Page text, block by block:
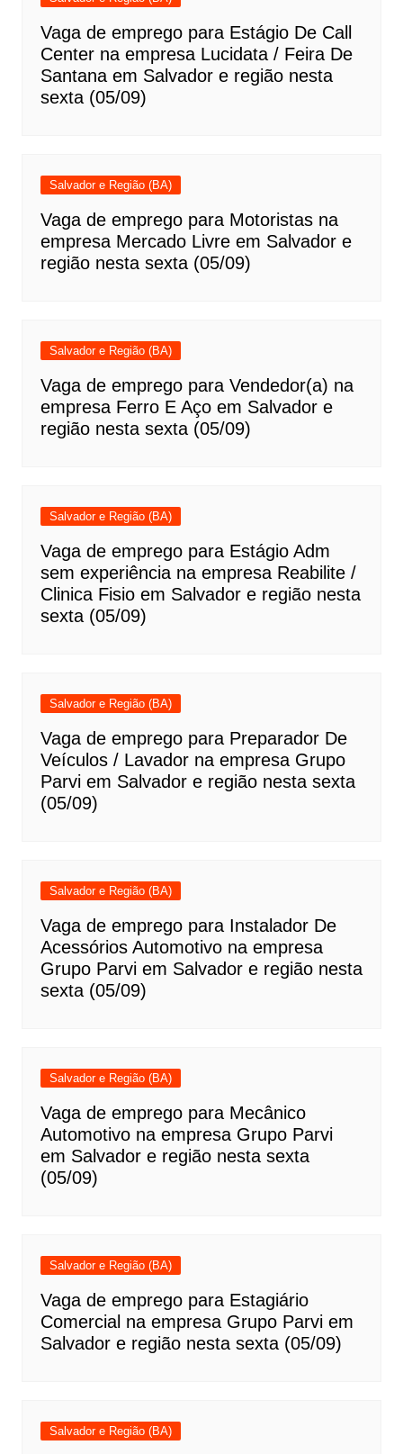
Vaga de emprego para Estágio De Call
Center na empresa Lucidata / Feira De
Santana em Salvador e região nesta
sexta (05/09)
Salvador e Região (BA)
Vaga de emprego para Motoristas na
empresa Mercado Livre em Salvador e
região nesta sexta (05/09)
Salvador e Região (BA)
Vaga de emprego para Vendedor(a) na
empresa Ferro E Aço em Salvador e
região nesta sexta (05/09)
Salvador e Região (BA)
Vaga de emprego para Estágio Adm
sem experiência na empresa Reabilite /
Clinica Fisio em Salvador e região nesta
sexta (05/09)
Salvador e Região (BA)
Vaga de emprego para Preparador De
Veículos / Lavador na empresa Grupo
Parvi em Salvador e região nesta sexta
(05/09)
Salvador e Região (BA)
Vaga de emprego para Instalador De
Acessórios Automotivo na empresa
Grupo Parvi em Salvador e região nesta
sexta (05/09)
Salvador e Região (BA)
Vaga de emprego para Mecânico
Automotivo na empresa Grupo Parvi
em Salvador e região nesta sexta
(05/09)
Salvador e Região (BA)
Vaga de emprego para Estagiário
Comercial na empresa Grupo Parvi em
Salvador e região nesta sexta (05/09)
Salvador e Região (BA)